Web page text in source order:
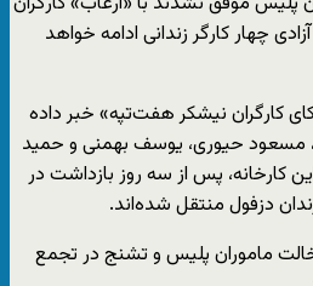
چهار کارگر زندانی ادامه خواهد
کارگران نیشکر هفت‌تپه» خبر داده
مسعود حیوری،‌ یوسف بهمنی و حمید
کارخانه، پس از سه روز بازداشت در
دزفول منتقل شده‌اند.
ماموران پلیس و تشنج در تجمع